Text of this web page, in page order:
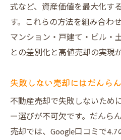
式など、資産価値を最大化す
す。これらの方法を組み合わ
マンション・戸建て・ビル・
との差別化と高値売却の実現
失敗しない売却にはだんら
不動産売却で失敗しないため
ー選びが不可欠です。だんら
売却では、Google口コミで4.7